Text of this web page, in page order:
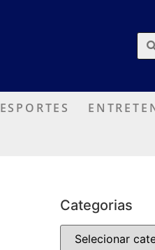
ESPORTES
Categorias